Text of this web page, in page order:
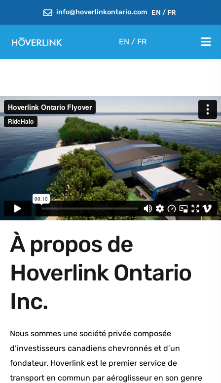
info@hoverlinkontario.com EN /FR
EN /FR
À propos de
Hoverlink Ontario
Inc.
Nous sommes une société privée composée
d’investisseurs canadiens chevronnés et d’un
fondateur. Hoverlink est le premier service de
transport en commun par aéroglisseur en son genre